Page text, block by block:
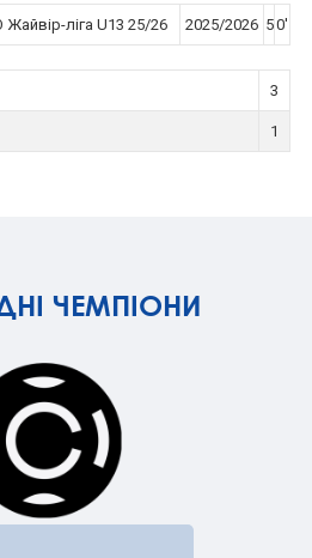
Жайвір-ліга U13 25/26 2025/2026 50'
3
1
ЧЕМПІОНИ